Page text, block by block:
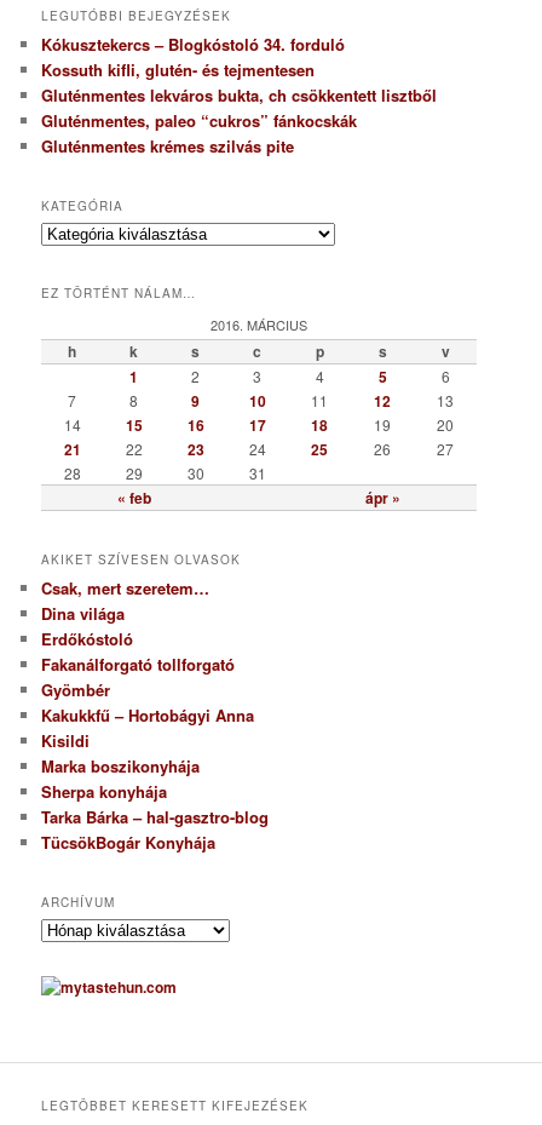
LEGUTÓBBI BEJEGYZÉSEK
Kókusztekercs – Blogkóstoló 34. forduló
Kossuth kifli, glutén- és tejmentesen
Gluténmentes lekváros bukta, ch csökkentett lisztből
Gluténmentes, paleo “cukros” fánkocskák
Gluténmentes krémes szilvás pite
KATEGÓRIA
K
e
r
EZ TÖRTÉNT NÁLAM…
2016. MÁRCIUS
h k s c p s v
« feb ápr »
1 2 3 4 5
6
7
8 9 10 11 12
13
14
15 16 17 18 19 20
21 22 23 24 25 26
27
28
29 30 31
AKIKET SZÍVESEN OLVASOK
Csak, mert szeretem…
Dina világa
Erdőkóstoló
Fakanálforgató tollforgató
Gyömbér
Kakukkfű – Hortobágyi Anna
Kisildi
Marka boszikonyhája
Sherpa konyhája
Tarka Bárka – hal-gasztro-blog
TücsökBogár Konyhája
ARCHÍVUM
A
c
h
u
LEGTÖBBET KERESETT KIFEJEZÉSEK